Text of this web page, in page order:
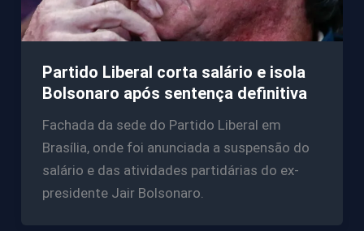
Partido Liberal corta salário e isola
Bolsonaro após sentença definitiva
Fachada da sede do Partido Liberal em
Brasília, onde foi anunciada a suspensão do
salário e das atividades partidárias do ex-
presidente Jair Bolsonaro.